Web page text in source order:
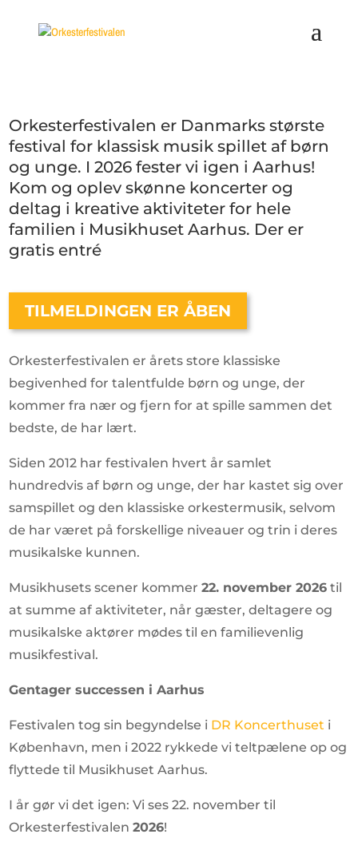
Orkesterfestivalen er Danmarks største
festival for klassisk musik spillet af børn
og unge. I 2026 fester vi igen i Aarhus!
Kom og oplev skønne koncerter og
deltag i kreative aktiviteter for hele
familien i Musikhuset Aarhus. Der er
gratis entré
TILMELDINGEN ER ÅBEN
Orkesterfestivalen er årets store klassiske
begivenhed for talentfulde børn og unge, der
kommer fra nær og fjern for at spille sammen det
bedste, de har lært.
Siden 2012 har festivalen hvert år samlet
hundredvis af børn og unge, der har kastet sig over
samspillet og den klassiske orkestermusik, selvom
de har været på forskellige niveauer og trin i deres
musikalske kunnen.
Musikhusets scener kommer22. november 2026 til
at summe af aktiviteter, når gæster, deltagere og
musikalske aktører mødes til en familievenlig
musikfestival.
Gentager successen i Aarhus
Festivalen tog sin begyndelse i DR Koncerthuset i
København, men i 2022 rykkede vi teltpælene op og
flyttede til Musikhuset Aarhus.
I år gør vi det igen: Vi ses 22. november til
Orkesterfestivalen2026!